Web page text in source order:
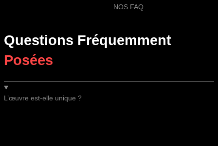
NOS FAQ
Questions Fréquemment
Posées
L’œuvre est-elle unique ?